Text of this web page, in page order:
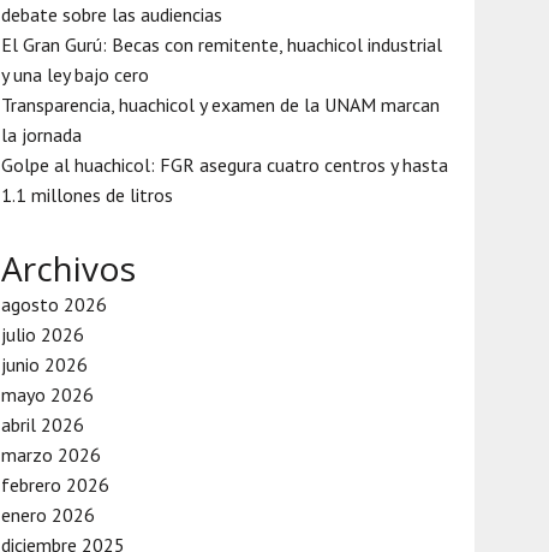
debate sobre las audiencias
El Gran Gurú: Becas con remitente, huachicol industrial
y una ley bajo cero
Transparencia, huachicol y examen de la UNAM marcan
la jornada
Golpe al huachicol: FGR asegura cuatro centros y hasta
1.1 millones de litros
Archivos
agosto 2026
julio 2026
junio 2026
mayo 2026
abril 2026
marzo 2026
febrero 2026
enero 2026
diciembre 2025